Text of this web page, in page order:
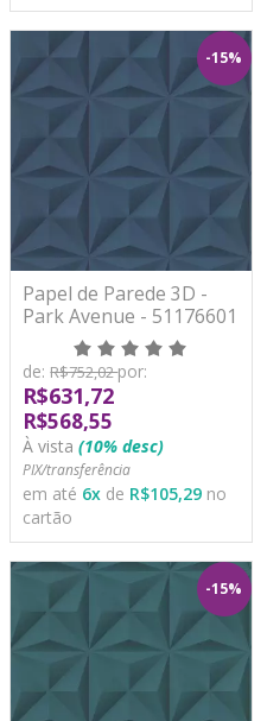
-15%
Papel de Parede 3D -
Park Avenue - 51176601
- TNT/Vinilíco
de: R$752,02por:
R$631,72
R$568,55
À vista (10% desc)
PIX/transferência
em até 6x de R$105,29 no
cartão
-15%